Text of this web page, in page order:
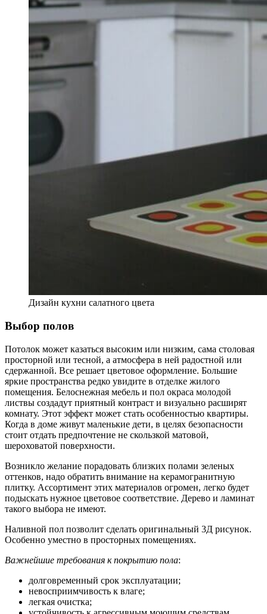
Дизайн кухни салатного цвета
Выбор полов
Потолок может казаться высоким или низким, сама столовая
просторной или тесной, а атмосфера в ней радостной или
сдержанной. Все решает цветовое оформление. Большие
яркие пространства редко увидите в отделке жилого
помещения. Белоснежная мебель и пол окраса молодой
листвы создадут приятный контраст и визуально расширят
комнату. Этот эффект может стать особенностью квартиры.
Когда в доме живут маленькие дети, в целях безопасности
стоит отдать предпочтение не скользкой матовой,
шероховатой поверхности.
Возникло желание порадовать близких полами зеленых
оттенков, надо обратить внимание на керамогранитную
плитку. Ассортимент этих материалов огромен, легко будет
подыскать нужное цветовое соответствие. Дерево и ламинат
такого выбора не имеют.
Наливной пол позволит сделать оригинальный 3Д рисунок.
Особенно уместно в просторных помещениях.
Важнейшие требования к покрытию пола:
долговременный срок эксплуатации;
невосприимчивость к влаге;
легкая очистка;